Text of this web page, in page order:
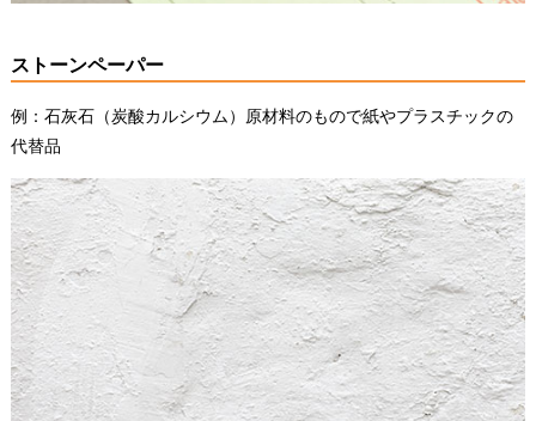
ストーンペーパー
例：石灰石（炭酸カルシウム）原材料のもので紙やプラスチックの
代替品